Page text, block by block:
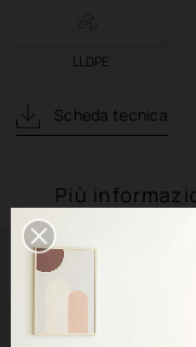
LLDPE
Scheda tecnica
Più
Ispirazioni
Esempi